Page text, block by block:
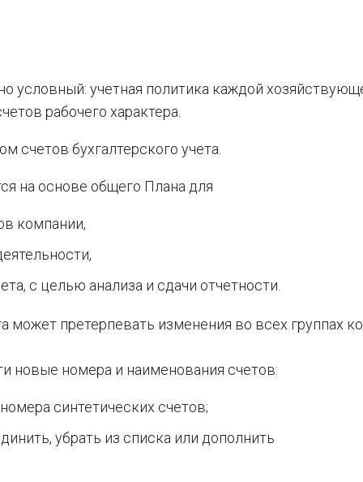
условный: учетная политика каждой
рабочего характера.
бухгалтерского учета.
на основе общего Плана для
компании,
с целью анализа и сдачи отчетности.
может претерпевать изменения во всех группах
новые номера и наименования счетов:
синтетических счетов;
убрать из списка или дополнить